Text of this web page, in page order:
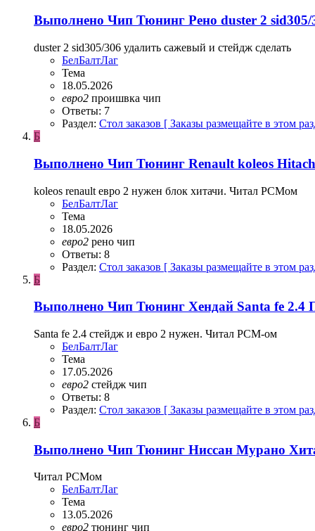
Выполнено Чип Тюнинг Рено duster 2
duster 2 sid305/306 удалить сажевый и стейдж сделать
БелБалтЛаг
Тема
18.05.2026
евро2 проишвка чип
Ответы: 7
Раздел: Стол заказов [ Заказы размещайте в этом
Б
Выполнено Чип Тюнинг Renault koleos
koleos renault евро 2 нужен блок хитачи. Читал PCMом
БелБалтЛаг
Тема
18.05.2026
евро2 рено чип
Ответы: 8
Раздел: Стол заказов [ Заказы размещайте в этом
Б
Выполнено Чип Тюнинг Хендай Santa fe
Santa fe 2.4 стейдж и евро 2 нужен. Читал PCM-ом
БелБалтЛаг
Тема
17.05.2026
евро2 стейдж чип
Ответы: 8
Раздел: Стол заказов [ Заказы размещайте в этом
Б
Выполнено Чип Тюнинг Ниссан Мурано
Читал PCMом
БелБалтЛаг
Тема
13.05.2026
евро2 тюнинг чип